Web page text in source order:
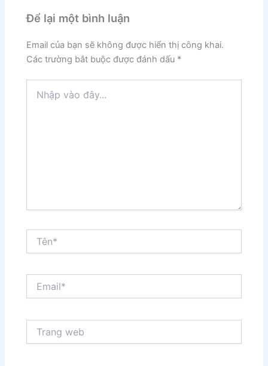
Để lại một bình luận
Email của bạn sẽ không được hiển thị công khai.
Các trường bắt buộc được đánh dấu *
vào
web